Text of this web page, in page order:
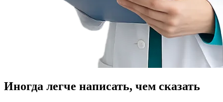
Иногда легче написать, чем сказать